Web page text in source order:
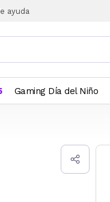
ayuda
Gaming Día del Niño